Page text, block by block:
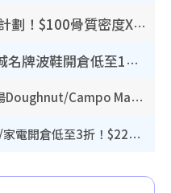
港大推賽馬會強化骨骼計劃！$100骨質密度X光檢查 完成免費運動訓練送超市禮券！附參加資格
開倉優惠 | 尖沙咀海港城名牌波鞋開倉低至1折！On鞋$899起／Joy&Peace鞋履$98起
開倉優惠｜銅鑼灣時代廣場Doughnut/Campo Marzio開倉低至1折！背囊、書包、手袋劈價$200起
廚具開倉｜特福Tefal廚具/家電開倉低至3折！$220起買平底鍋/炒鑊/湯煲！電飯煲/吸塵機/燙斗$418起